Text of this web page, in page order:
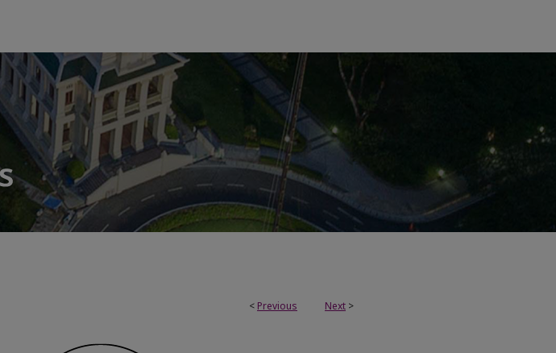
< Previous Next >